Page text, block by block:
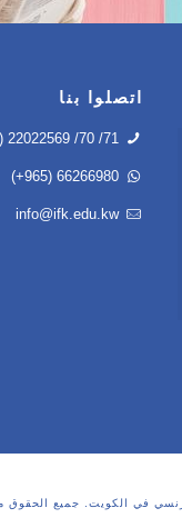
اتصلوا بنا
22022569 /70 /71
(+965) 66266980
info@ifk.edu.kw